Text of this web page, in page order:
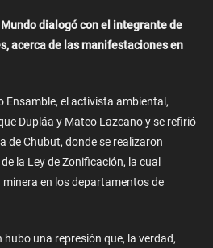
dialogó con el integrante de
acerca de las manifestaciones en
Ensamble, el activista ambiental,
Dupláa y Mateo Lazcano y se refirió
de Chubut, donde se realizaron
la Ley de Zonificación, la cual
en los departamentos de
hubo una represión que, la verdad,